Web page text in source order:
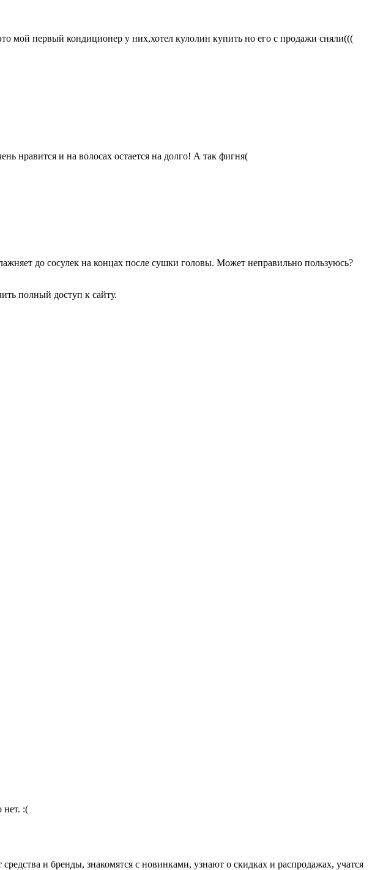
мой первый кондиционер у них,хотел кулолин купить но его с продажи сняли(((
нравится и на волосах остается на долго! А так фигня(
до сосулек на концах после сушки головы. Может неправильно пользуюсь?
полный доступ к сайту.
нет. :(
и бренды, знакомятся с новинками, узнают о скидках и распродажах, учатся